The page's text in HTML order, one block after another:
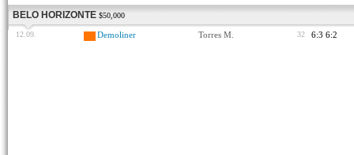
BELO HORIZONTE $50,000
12.09. Demoliner Torres M. 32 6:3 6:2